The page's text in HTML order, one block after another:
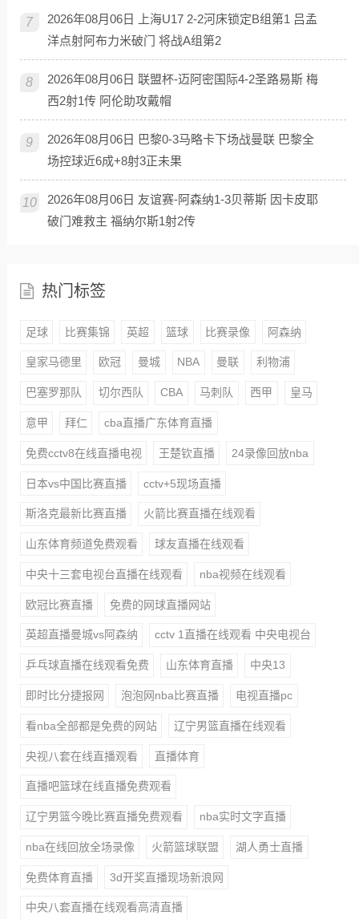
7
2026年08月06日 上海U17 2-2河床锁定B组第1 吕孟
洋点射阿布力米破门 将战A组第2
8
2026年08月06日 联盟杯-迈阿密国际4-2圣路易斯 梅
西2射1传 阿伦助攻戴帽
9
2026年08月06日 巴黎0-3马略卡下场战曼联 巴黎全
场控球近6成+8射3正未果
10
2026年08月06日 友谊赛-阿森纳1-3贝蒂斯 因卡皮耶
破门难救主 福纳尔斯1射2传
热门标签
足球 比赛集锦 英超 篮球 比赛录像 阿森纳
皇家马德里 欧冠 曼城 NBA 曼联 利物浦
巴塞罗那队 切尔西队 CBA 马刺队 西甲 皇马
意甲 拜仁 cba直播广东体育直播
免费cctv8在线直播电视 王楚钦直播 24录像回放nba
日本vs中国比赛直播 cctv+5现场直播
斯洛克最新比赛直播 火箭比赛直播在线观看
山东体育频道免费观看 球友直播在线观看
中央十三套电视台直播在线观看 nba视频在线观看
欧冠比赛直播 免费的网球直播网站
英超直播曼城vs阿森纳 cctv 1直播在线观看 中央电视台
乒乓球直播在线观看免费 山东体育直播 中央13
即时比分捷报网 泡泡网nba比赛直播 电视直播pc
看nba全部都是免费的网站 辽宁男篮直播在线观看
央视八套在线直播观看 直播体育
直播吧篮球在线直播免费观看
辽宁男篮今晚比赛直播免费观看 nba实时文字直播
nba在线回放全场录像 火箭篮球联盟 湖人勇士直播
免费体育直播 3d开奖直播现场新浪网
中央八套直播在线观看高清直播